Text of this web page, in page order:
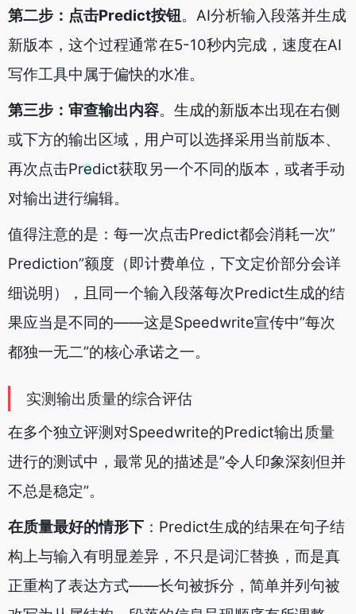
第二步：点击Predict按钮。AI分析输入段落并生成
新版本，这个过程通常在5-10秒内完成，速度在AI
写作工具中属于偏快的水准。
第三步：审查输出内容。生成的新版本出现在右侧
或下方的输出区域，用户可以选择采用当前版本、
再次点击Predict获取另一个不同的版本，或者手动
对输出进行编辑。
值得注意的是：每一次点击Predict都会消耗一次”
Prediction”额度（即计费单位，下文定价部分会详
细说明），且同一个输入段落每次Predict生成的结
果应当是不同的——这是Speedwrite宣传中”每次
都独一无二”的核心承诺之一。
实测输出质量的综合评估
在多个独立评测对Speedwrite的Predict输出质量
进行的测试中，最常见的描述是”令人印象深刻但并
不总是稳定”。
在质量最好的情形下 ：Predict生成的结果在句子结
构上与输入有明显差异，不只是词汇替换，而是真
正重构了表达方式——长句被拆分，简单并列句被